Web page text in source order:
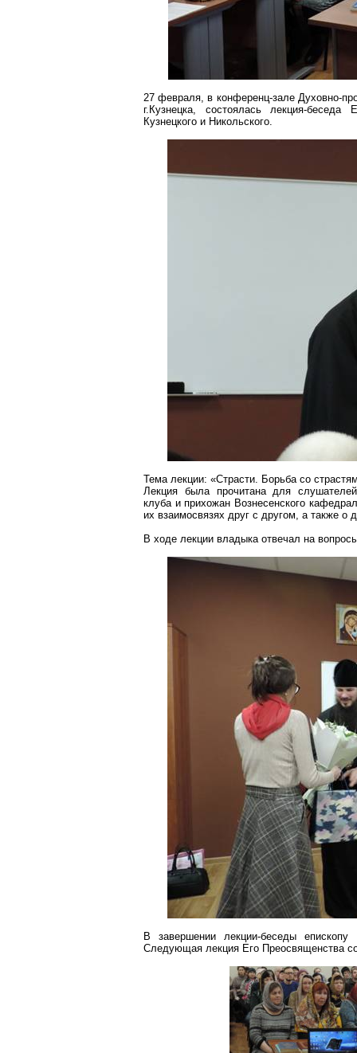
27 февраля, в конференц-зале Духовно-
г.Кузнецка, состоялась лекция-беседа
Кузнецкого и Никольского.
Тема лекции: «Страсти. Борьба со
Лекция была прочитана для
клуба и прихожан Вознесенского
их взаимосвязях друг с другом, а также о
В ходе лекции владыка отвечал на
В завершении лекции-беседы
Следующая лекция Его Преосвященства